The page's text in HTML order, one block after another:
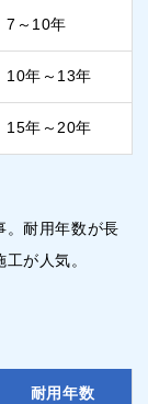
7～10年
10年～13年
15年～20年
。耐用年数が長
が人気。
耐用年数